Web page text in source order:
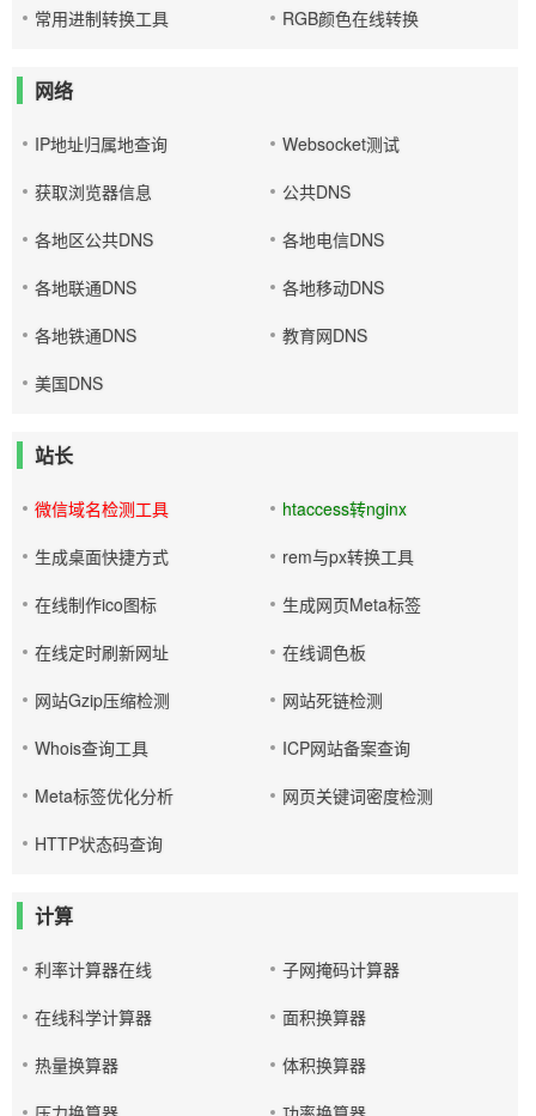
常用进制转换工具
RGB颜色在线转换
网络
IP地址归属地查询
Websocket测试
获取浏览器信息
公共DNS
各地区公共DNS
各地电信DNS
各地联通DNS
各地移动DNS
各地铁通DNS
教育网DNS
美国DNS
站长
微信域名检测工具
htaccess转nginx
生成桌面快捷方式
rem与px转换工具
在线制作ico图标
生成网页Meta标签
在线定时刷新网址
在线调色板
网站Gzip压缩检测
网站死链检测
Whois查询工具
ICP网站备案查询
Meta标签优化分析
网页关键词密度检测
HTTP状态码查询
计算
利率计算器在线
子网掩码计算器
在线科学计算器
面积换算器
热量换算器
体积换算器